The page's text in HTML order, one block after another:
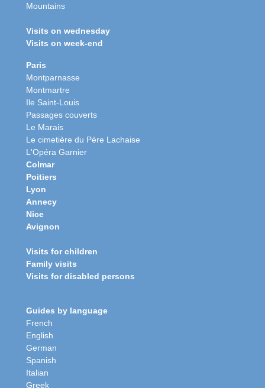
Mountains
Visits on wednesday
Visits on week-end
Paris
Montparnasse
Montmartre
Ile Saint-Louis
Passages couverts
Le Marais
Le cimetière du Père Lachaise
L'Opéra Garnier
Colmar
Poitiers
Lyon
Annecy
Nice
Avignon
Visits for children
Family visits
Visits for disabled persons
Guides by language
French
English
German
Spanish
Italian
Greek